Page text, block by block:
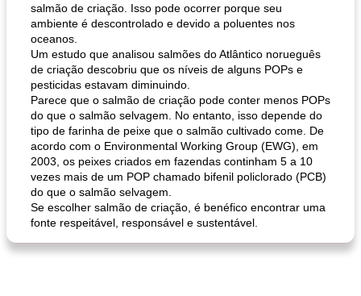
salmão de criação. Isso pode ocorrer porque seu
ambiente é descontrolado e devido a poluentes nos
oceanos.
Um estudo que analisou salmões do Atlântico norueguês
de criação descobriu que os níveis de alguns POPs e
pesticidas estavam diminuindo.
Parece que o salmão de criação pode conter menos POPs
do que o salmão selvagem. No entanto, isso depende do
tipo de farinha de peixe que o salmão cultivado come. De
acordo com o Environmental Working Group (EWG), em
2003, os peixes criados em fazendas continham 5 a 10
vezes mais de um POP chamado bifenil policlorado (PCB)
do que o salmão selvagem.
Se escolher salmão de criação, é benéfico encontrar uma
fonte respeitável, responsável e sustentável.